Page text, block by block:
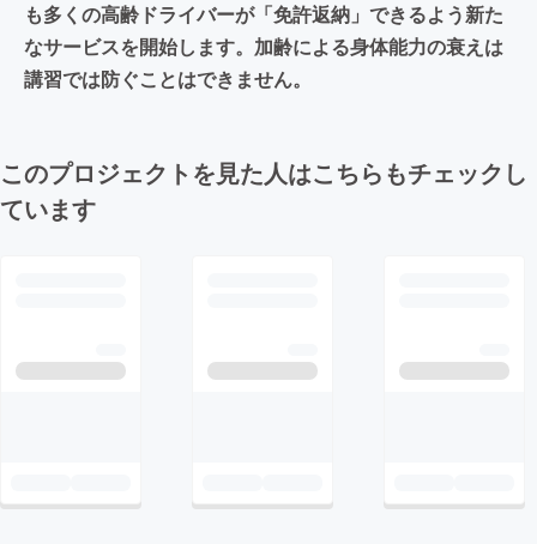
も多くの高齢ドライバーが「免許返納」できるよう新た
なサービスを開始します。加齢による身体能力の衰えは
講習では防ぐことはできません。
このプロジェクトを見た人はこちらもチェックし
ています